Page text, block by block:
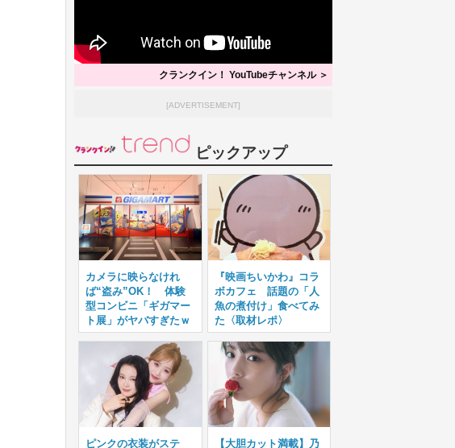
クランクイン！ YouTubeチャンネル ＞
[ADVERTISEMENT]
ピックアップ
カメラに映らなけれ
ば“盗み”OK！ 体験
型コンビニ「ギガマー
ト展」がヤバすぎたｗ
『映画ちいかわ』コラ
ボカフェ 話題の「人
魚の煮付け」食べてみ
た〈取材レポ〉
ピンクの衣装がステ 【大胆カット満載】乃